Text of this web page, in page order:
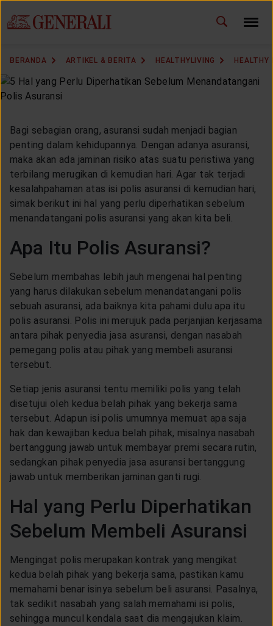
BERANDA ARTIKEL & BERITA HEALTHYLIVING HEALTHY
Bagi sebagian orang, asuransi sudah menjadi bagian
penting dalam kehidupannya. Dengan adanya asuransi,
maka akan ada jaminan risiko atas suatu peristiwa yang
terbilang merugikan di kemudian hari. Agar tak terjadi
kesalahpahaman atas isi polis asuransi di kemudian hari,
simak berikut ini hal yang perlu diperhatikan sebelum
menandatangani polis asuransi yang akan kita beli.
Apa Itu Polis Asuransi?
Sebelum membahas lebih jauh mengenai hal penting
yang harus dilakukan sebelum menandatangani polis
sebuah asuransi, ada baiknya kita pahami dulu apa itu
polis asuransi. Polis ini merujuk pada perjanjian kerjasama
antara pihak penyedia jasa asuransi, dengan nasabah
pemegang polis atau pihak yang membeli asuransi
tersebut.
Setiap jenis asuransi tentu memiliki polis yang telah
disetujui oleh kedua belah pihak yang bekerja sama
tersebut. Adapun isi polis umumnya memuat apa saja
hak dan kewajiban kedua belah pihak, misalnya nasabah
bertanggung jawab untuk membayar premi secara rutin,
sedangkan pihak penyedia jasa asuransi bertanggung
jawab untuk memberikan jaminan ganti rugi.
Hal yang Perlu Diperhatikan
Sebelum Membeli Asuransi
Mengingat polis merupakan kontrak yang mengikat
kedua belah pihak yang bekerja sama, pastikan kamu
memahami benar isinya sebelum beli asuransi. Pasalnya,
tak sedikit nasabah yang salah memahami isi polis,
sehingga muncul kendala saat dia mengajukan klaim.
GANTI BAHASA ID EN
KANTOR PEMASARAN
TEMUKAN AGEN
LAYANAN NASABAH
ARTIKEL DAN BERITA
TENTANG GENERALI
ACARA
KEAGENAN